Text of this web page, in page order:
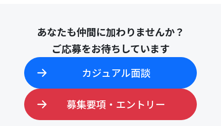
あなたも仲間に加わりませんか？
ご応募をお待ちしています
カジュアル面談
募集要項・エントリー